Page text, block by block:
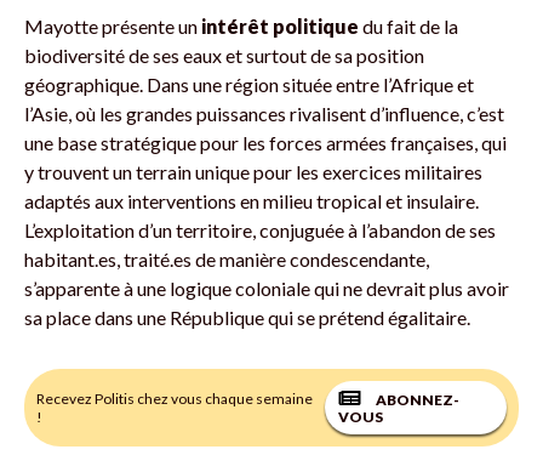
Mayotte présente un intérêt politique du fait de la
biodiversité de ses eaux et surtout de sa position
géographique. Dans une région située entre l’Afrique et
l’Asie, où les grandes puissances rivalisent d’influence, c’est
une base stratégique pour les forces armées françaises, qui
y trouvent un terrain unique pour les exercices militaires
adaptés aux interventions en milieu tropical et insulaire.
L’exploitation d’un territoire, conjuguée à l’abandon de ses
habitant.es, traité.es de manière condescendante,
s’apparente à une logique coloniale qui ne devrait plus avoir
sa place dans une République qui se prétend égalitaire.
Recevez Politis chez vous chaque semaine
!
ABONNEZ-
VOUS